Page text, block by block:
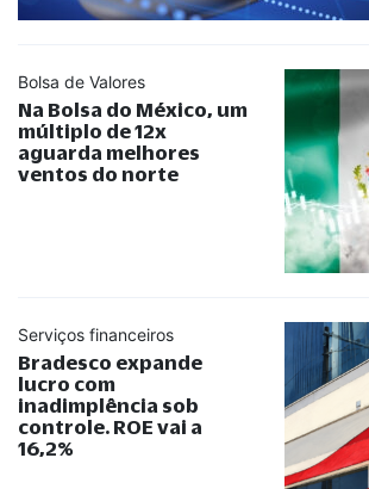
Bolsa de Valores
Na Bolsa do México, um
múltiplo de 12x
aguarda melhores
ventos do norte
Serviços financeiros
Bradesco expande
lucro com
inadimplência sob
controle. ROE vai a
16,2%